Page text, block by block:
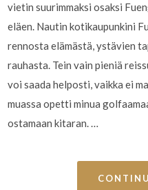
vietin suurimmaksi osaksi
eläen. Nautin kotikaupunkini
rennosta elämästä, ystävien
rauhasta. Tein vain pieniä
voi saada helposti, vaikka ei
muassa opetti minua
ostamaan kitaran. …